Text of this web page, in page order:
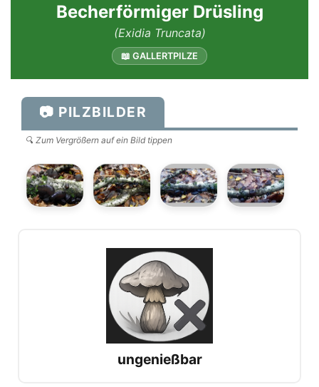
Becherförmiger Drüsling
(Exidia Truncata)
📖 GALLERTPILZE
📷 PILZBILDER
🔍 Zum Vergrößern auf ein Bild tippen
ungenießbar